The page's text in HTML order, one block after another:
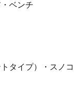
ベンチ
タイプ）・スノコ